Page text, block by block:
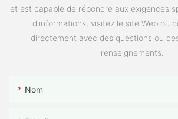
et est capable de répondre aux exigences
d'informations, visitez le site Web ou
directement avec des questions ou
renseignements.
Nom